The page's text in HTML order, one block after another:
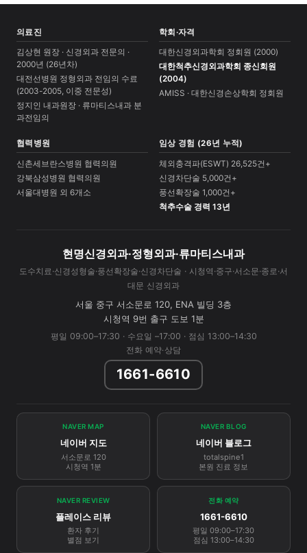
의료진
김상현 원장 · 신경외과 전문의 ·
2000년 (26년차)
대전선병원 정형외과 전임의 수료
(2003-2005, 이중 전문성)
정지인 내과원장 · 류마티스내과 분
과전임의
학회·자격
대한신경외과학회 정회원 (2000)
대한척추신경외과학회 종신회원
(2004)
AMISS · 대한신경손상학회 정회원
협력병원
신촌세브란스병원 협력의원
강북삼성병원 협력의원
서울대병원 외 6개소
임상 경험 (26년 누적)
체외충격파(ESWT) 26,525건+
신경차단술 5,000건+
풍선확장술 1,000건+
척추수술 경력 13년
현명신경외과·정형외과·류마티스내과
도수치료·신경성형술·풍선확장술·신경차단술 · 시청역·중구·서소문·종로·서
대문 신경외과
서울 중구 서소문로 120, ENA 빌딩 3층
시청역 9번 출구 도보 1분
평일 09:00–17:30 · 수요일 –17:00 · 점심 13:00–14:30
전화 예약·상담
1661-6610
NAVER MAP
네이버 지도
서소문로 120
시청역 1분
NAVER BLOG
네이버 블로그
totalspine1
본원 진료 정보
NAVER REVIEW
플레이스 리뷰
환자 후기
별점 보기
전화 예약
1661-6610
평일 09:00–17:30
점심 13:00–14:30